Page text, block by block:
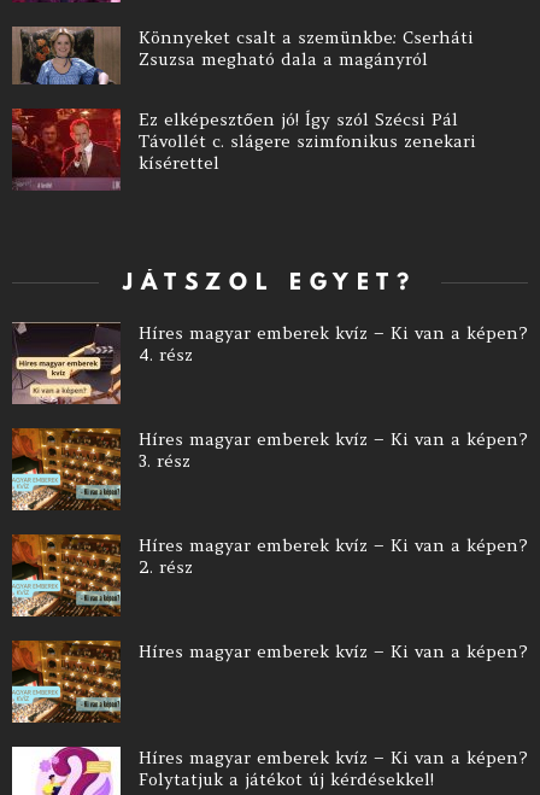
Könnyeket csalt a szemünkbe: Cserháti
Zsuzsa megható dala a magányról
Ez elképesztően jó! Így szól Szécsi Pál
Távollét c. slágere szimfonikus zenekari
kísérettel
JÁTSZOL EGYET?
Híres magyar emberek kvíz – Ki van a képen?
4. rész
Híres magyar emberek kvíz – Ki van a képen?
3. rész
Híres magyar emberek kvíz – Ki van a képen?
2. rész
Híres magyar emberek kvíz – Ki van a képen?
Híres magyar emberek kvíz – Ki van a képen?
Folytatjuk a játékot új kérdésekkel!